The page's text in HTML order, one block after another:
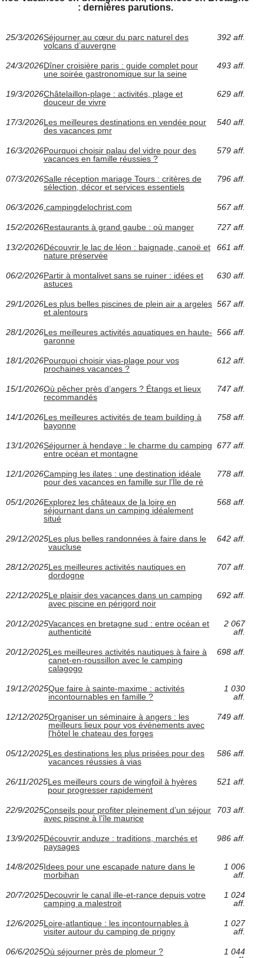
: dernières parutions.
25/3/2026Séjourner au cœur du parc naturel des
volcans d’auvergne
392 aff.
24/3/2026Dîner croisière paris : guide complet pour
une soirée gastronomique sur la seine
493 aff.
19/3/2026Châtelaillon-plage : activités, plage et
douceur de vivre
629 aff.
17/3/2026Les meilleures destinations en vendée pour
des vacances pmr
540 aff.
16/3/2026Pourquoi choisir palau del vidre pour des
vacances en famille réussies ?
579 aff.
07/3/2026Salle réception mariage Tours : critères de
sélection, décor et services essentiels
796 aff.
06/3/2026.campingdelochrist.com 567 aff.
15/2/2026Restaurants à grand gaube : où manger 727 aff.
13/2/2026Découvrir le lac de léon : baignade, canoë et
nature préservée
661 aff.
06/2/2026Partir à montalivet sans se ruiner : idées et
astuces
630 aff.
29/1/2026Les plus belles piscines de plein air a argeles
et alentours
567 aff.
28/1/2026Les meilleures activités aquatiques en haute-
garonne
566 aff.
18/1/2026Pourquoi choisir vias-plage pour vos
prochaines vacances ?
612 aff.
15/1/2026Où pêcher près d’angers ? Étangs et lieux
recommandés
747 aff.
14/1/2026Les meilleures activités de team building à
bayonne
758 aff.
13/1/2026Séjourner à hendaye : le charme du camping
entre océan et montagne
677 aff.
12/1/2026Camping les ilates : une destination idéale
pour des vacances en famille sur l’Île de ré
778 aff.
05/1/2026Explorez les châteaux de la loire en
séjournant dans un camping idéalement
situé
568 aff.
29/12/2025Les plus belles randonnées à faire dans le
vaucluse
642 aff.
28/12/2025Les meilleures activités nautiques en
dordogne
707 aff.
22/12/2025Le plaisir des vacances dans un camping
avec piscine en périgord noir
692 aff.
20/12/2025Vacances en bretagne sud : entre océan et
authenticité
2 067
aff.
20/12/2025Les meilleures activités nautiques à faire à
canet-en-roussillon avec le camping
calagogo
698 aff.
19/12/2025Que faire à sainte-maxime : activités
incontournables en famille ?
1 030
aff.
12/12/2025Organiser un séminaire à angers : les
meilleurs lieux pour vos événements avec
l'hôtel le chateau des forges
749 aff.
05/12/2025Les destinations les plus prisées pour des
vacances réussies à vias
586 aff.
26/11/2025Les meilleurs cours de wingfoil à hyères
pour progresser rapidement
521 aff.
22/9/2025Conseils pour profiter pleinement d’un séjour
avec piscine à l’île maurice
703 aff.
13/9/2025Découvrir anduze : traditions, marchés et
paysages
986 aff.
14/8/2025Idees pour une escapade nature dans le
morbihan
1 006
aff.
20/7/2025Decouvrir le canal ille-et-rance depuis votre
camping a malestroit
1 024
aff.
12/6/2025Loire-atlantique : les incontournables à
visiter autour du camping de prigny
1 027
aff.
06/6/2025Où séjourner près de plomeur ?
1 044